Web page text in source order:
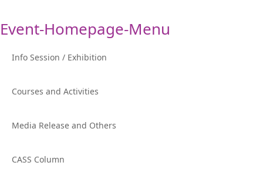
Event-Homepage-Menu
Info Session / Exhibition
Courses and Activities
Media Release and Others
CASS Column